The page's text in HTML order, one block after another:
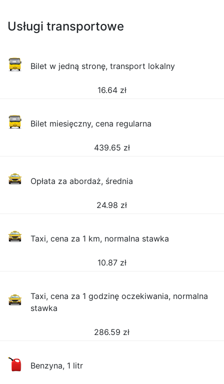
Usługi transportowe
Bilet w jedną stronę, transport lokalny
16.64 zł
Bilet miesięczny, cena regularna
439.65 zł
Opłata za abordaż, średnia
24.98 zł
Taxi, cena za 1 km, normalna stawka
10.87 zł
Taxi, cena za 1 godzinę oczekiwania, normalna
stawka
286.59 zł
Benzyna, 1 litr